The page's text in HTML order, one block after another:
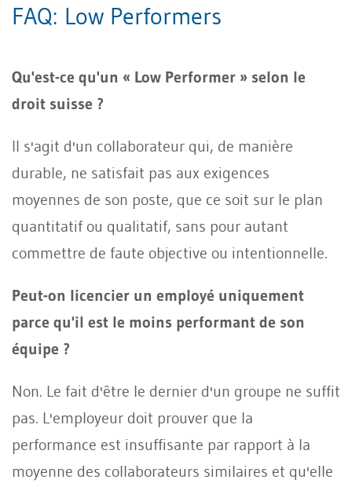
FAQ: Low Performers
Qu'est-ce qu'un « Low Performer » selon le
droit suisse ?
Il s'agit d'un collaborateur qui, de manière
durable, ne satisfait pas aux exigences
moyennes de son poste, que ce soit sur le plan
quantitatif ou qualitatif, sans pour autant
commettre de faute objective ou intentionnelle.
Peut-on licencier un employé uniquement
parce qu'il est le moins performant de son
équipe ?
Non. Le fait d'être le dernier d'un groupe ne suffit
pas. L'employeur doit prouver que la
performance est insuffisante par rapport à la
moyenne des collaborateurs similaires et qu'elle